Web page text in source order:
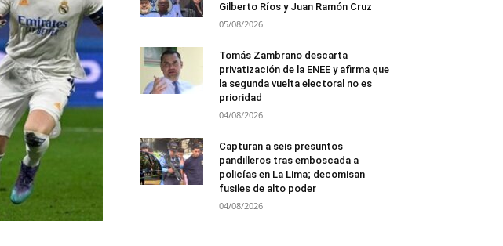
Gilberto Ríos y Juan Ramón Cruz
05/08/2026
Tomás Zambrano descarta
privatización de la ENEE y afirma que
la segunda vuelta electoral no es
prioridad
04/08/2026
Capturan a seis presuntos
pandilleros tras emboscada a
policías en La Lima; decomisan
fusiles de alto poder
04/08/2026